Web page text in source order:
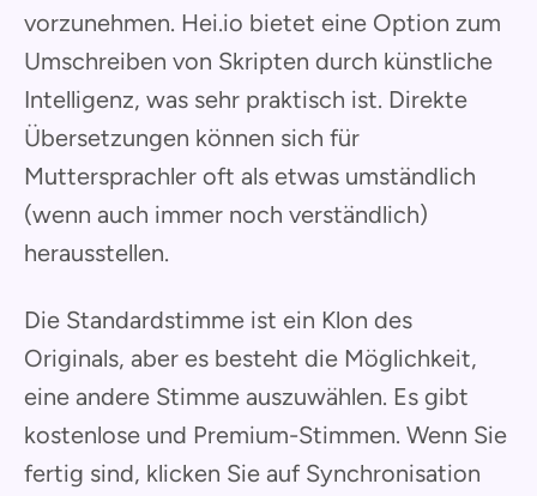
vorzunehmen. Hei.io bietet eine Option zum
Umschreiben von Skripten durch künstliche
Intelligenz, was sehr praktisch ist. Direkte
Übersetzungen können sich für
Muttersprachler oft als etwas umständlich
(wenn auch immer noch verständlich)
herausstellen.
Die Standardstimme ist ein Klon des
Originals, aber es besteht die Möglichkeit,
eine andere Stimme auszuwählen. Es gibt
kostenlose und Premium-Stimmen. Wenn Sie
fertig sind, klicken Sie auf Synchronisation